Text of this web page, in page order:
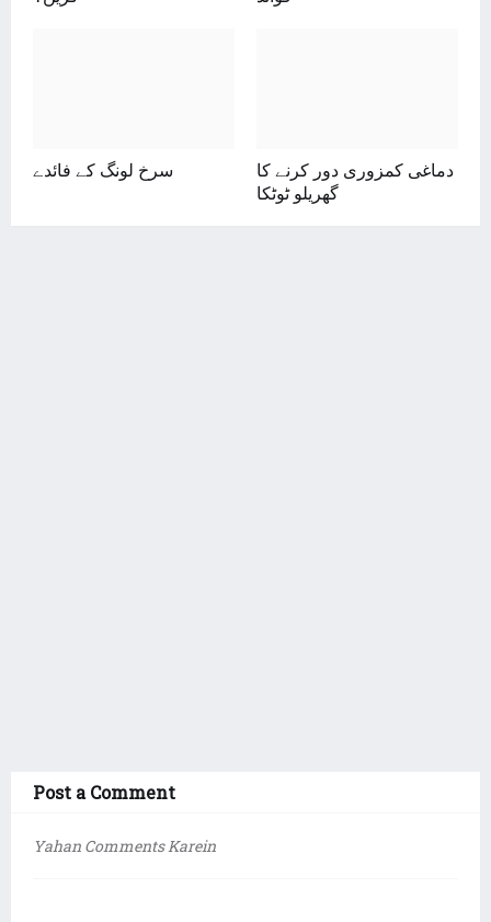
سرخ لونگ کے فائدے
دماغی کمزوری دور کرنے کا
گھریلو ٹوٹکا
Post a Comment
Yahan Comments Karein